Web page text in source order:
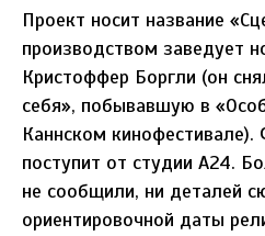
Проект носит название
производством заведует
Кристоффер Боргли (он
себя», побывавшую в
Каннском кинофестивале).
поступит от студии A24.
не сообщили, ни деталей
ориентировочной даты